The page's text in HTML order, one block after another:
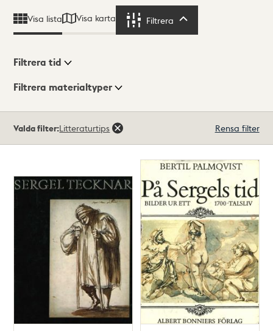
Visa lista Visa karta Filtrera
Visningsläge
Filtrera tid
Filtrera materialtyper
träffar
Valda filter:Litteraturtips Rensa filter